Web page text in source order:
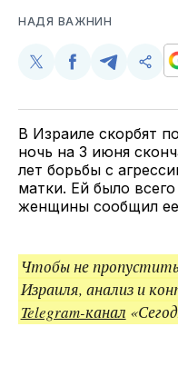
НАДЯ ВАЖНИН
Поделиться
Twitter
Поделиться
FacebookTelegram
В Израиле скорбят
ночь на 3 июня
лет борьбы с
матки. Ей было
женщины сообщил
Чтобы не
Израиля, анализ и
Telegram-канал